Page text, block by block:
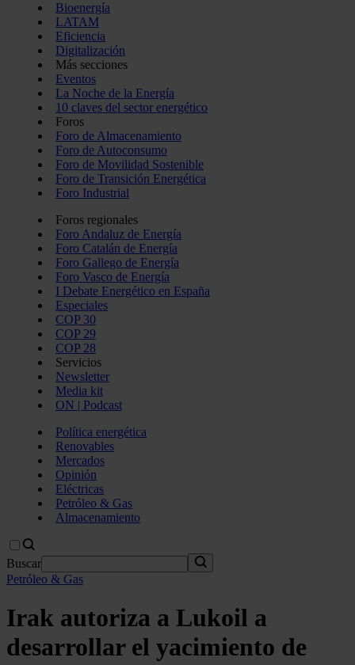
Bioenergía
LATAM
Eficiencia
Digitalización
Más secciones
Eventos
La Noche de la Energía
10 claves del sector energético
Foros
Foro de Almacenamiento
Foro de Autoconsumo
Foro de Movilidad Sostenible
Foro de Transición Energética
Foro Industrial
Foros regionales
Foro Andaluz de Energía
Foro Catalán de Energía
Foro Gallego de Energía
Foro Vasco de Energía
I Debate Energético en España
Especiales
COP 30
COP 29
COP 28
Servicios
Newsletter
Media kit
ON | Podcast
Política energética
Renovables
Mercados
Opinión
Eléctricas
Petróleo & Gas
Almacenamiento
Buscar
Petróleo & Gas
Irak autoriza a Lukoil a
desarrollar el yacimiento de